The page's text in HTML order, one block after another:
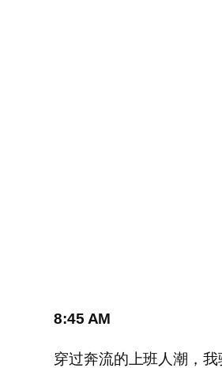
8:45 AM
穿过奔流的上班人潮，